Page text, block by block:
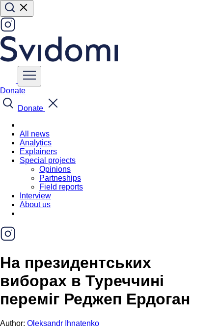
Donate
Donate
All news
Analytics
Explainers
Special projects
Opinions
Partneships
Field reports
Interview
About us
На президентських
виборах в Туреччині
переміг Реджеп Ердоган
Author: Oleksandr Ihnatenko